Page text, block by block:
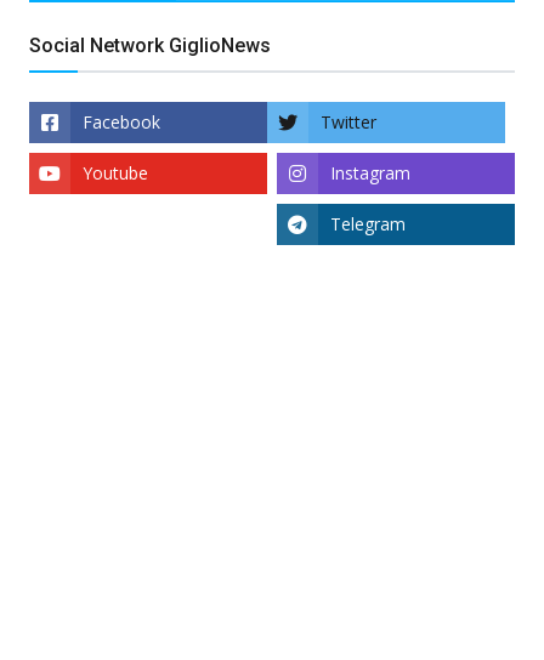
Social Network GiglioNews
Facebook Twitter
Instagram
Youtube
Telegram